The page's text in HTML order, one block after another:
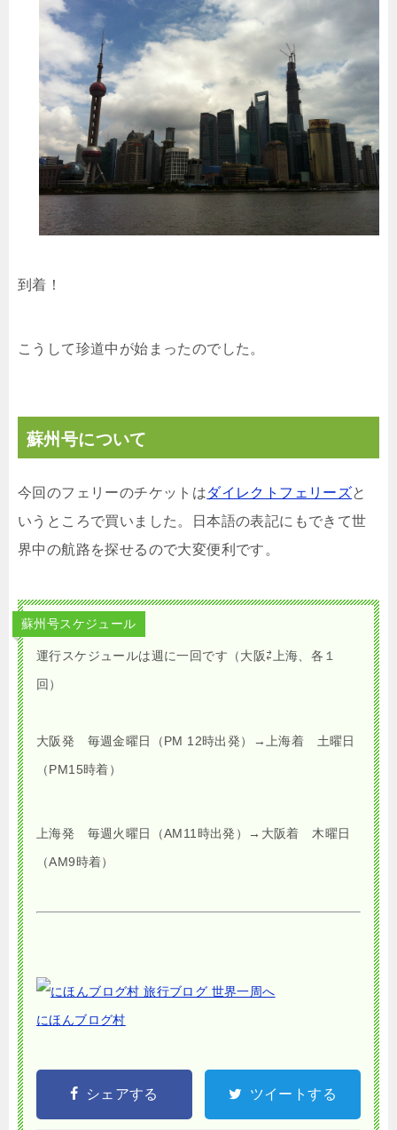
到着！
こうして珍道中が始まったのでした。
蘇州号について
今回のフェリーのチケットはダイレクトフェリーズと
いうところで買いました。日本語の表記にもできて世
界中の航路を探せるので大変便利です。
蘇州号スケジュール
運行スケジュールは週に一回です（大阪⇄上海、各１
回）
大阪発 毎週金曜日（PM 12時出発）→上海着 土曜日
（PM15時着）
上海発 毎週火曜日（AM11時出発）→大阪着 木曜日
（AM9時着）
にほんブログ村
シェアする ツイートする